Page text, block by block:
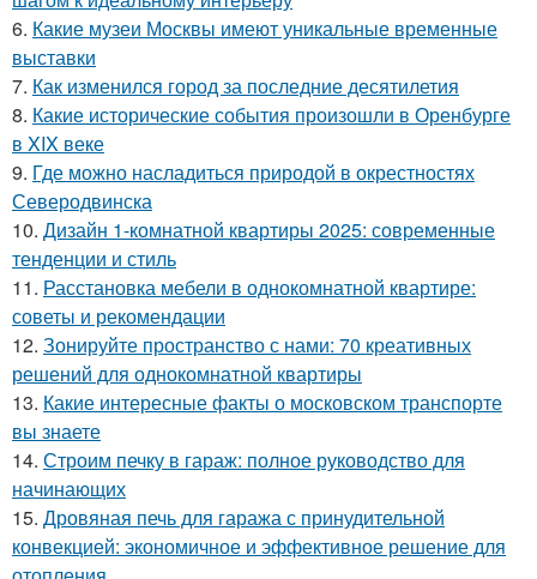
6. Какие музеи Москвы имеют уникальные временные
выставки
7. Как изменился город за последние десятилетия
8. Какие исторические события произошли в Оренбурге
в XIX веке
9. Где можно насладиться природой в окрестностях
Северодвинска
10. Дизайн 1-комнатной квартиры 2025: современные
тенденции и стиль
11. Расстановка мебели в однокомнатной квартире:
советы и рекомендации
12. Зонируйте пространство с нами: 70 креативных
решений для однокомнатной квартиры
13. Какие интересные факты о московском транспорте
вы знаете
14. Строим печку в гараж: полное руководство для
начинающих
15. Дровяная печь для гаража с принудительной
конвекцией: экономичное и эффективное решение для